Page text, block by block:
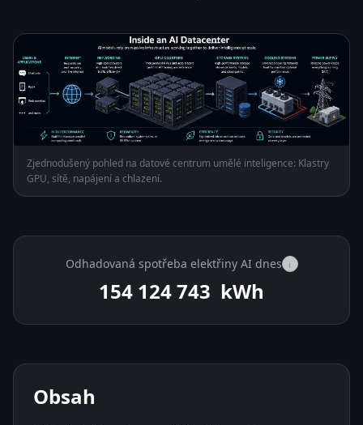
Zjednodušený pohled na datové centrum umělé inteligence: Klastry
GPU, sítě, napájení a chlazení.
Odhadovaná spotřeba elektřiny AI dnes i
154 125 979 kWh
Obsah